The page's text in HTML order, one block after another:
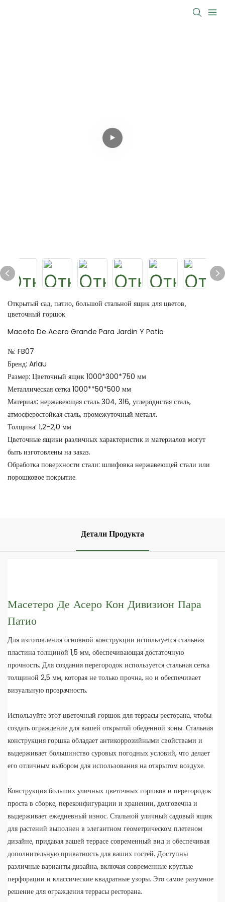
Открытый сад, патио, большой стальной ящик для цветов,
цветочный горшок
Maceta De Acero Grande Para Jardin Y Patio
№: FB07
Бренд: Arlau
Размер: Цветочный ящик 1000*300*750 мм
Металлическая сетка 1000**50*500 мм
Материал: нержавеющая сталь 304, 316, углеродистая сталь,
атмосферостойкая сталь, промежуточный металл.
Толщина: 1,2-2,0 мм
Цветочные ящики различных характеристик и материалов могут
быть изготовлены на заказ.
Обработка поверхности стали: шлифовка нержавеющей стали или
порошковое покрытие.
Детали Продукта
Масетеро Де Асеро Кон Дивизион Пара
Патио
Для изготовления основной конструкции используется стальная
пластина толщиной 1,5 мм, обеспечивающая достаточную
прочность. Для создания перегородок используется стальная сетка
толщиной 2,5 мм, которая не только прочна, но и обеспечивает
визуальную прозрачность.
Используйте этот цветочный горшок для террасы ресторана, чтобы
создать ограждение для вашей открытой обеденной зоны. Стальная
конструкция горшка обладает антикоррозийными свойствами и
выдерживает большинство суровых погодных условий, что делает
его отличным выбором для использования на открытом воздухе.
Конструкция больших уличных цветочных горшков и перегородок
проста в сборке, переконфигурации и хранении, долговечна и
выдерживает ежедневный износ. Стальной уличный садовый ящик
для растений выполнен в элегантном геометрическом плетеном
дизайне, придавая вашей террасе современный вид и обеспечивая
дополнительную приватность для ваших гостей. Доступны
различные варианты дизайна, включая современные круглые
перфорации и классические квадратные узоры. Это самое разумное
решение для ограждения террасы ресторана.